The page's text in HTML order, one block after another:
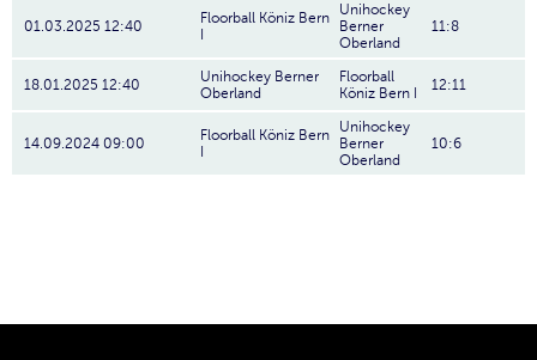
01.03.2025 12:40
Floorball Köniz Bern
Unihockey
Berner
Oberland
11:8
18.01.2025 12:40
Unihockey Berner
Oberland
Floorball
Köniz Bern I
12:11
14.09.2024 09:00
Floorball Köniz Bern
Unihockey
Berner
Oberland
10:6